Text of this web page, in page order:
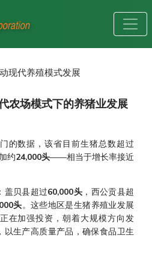
现代养殖模式发展
农场模式下的养猪业发展
的数据，该省目前生猪总数超过
约24,000头——相当于增长率接近
盖贝县超过60,000头 ，西公贡县超
头。这些地区是生猪养殖业发展
在加强投资，朝着大规模方向发
以生产高质量产品，确保食品卫生